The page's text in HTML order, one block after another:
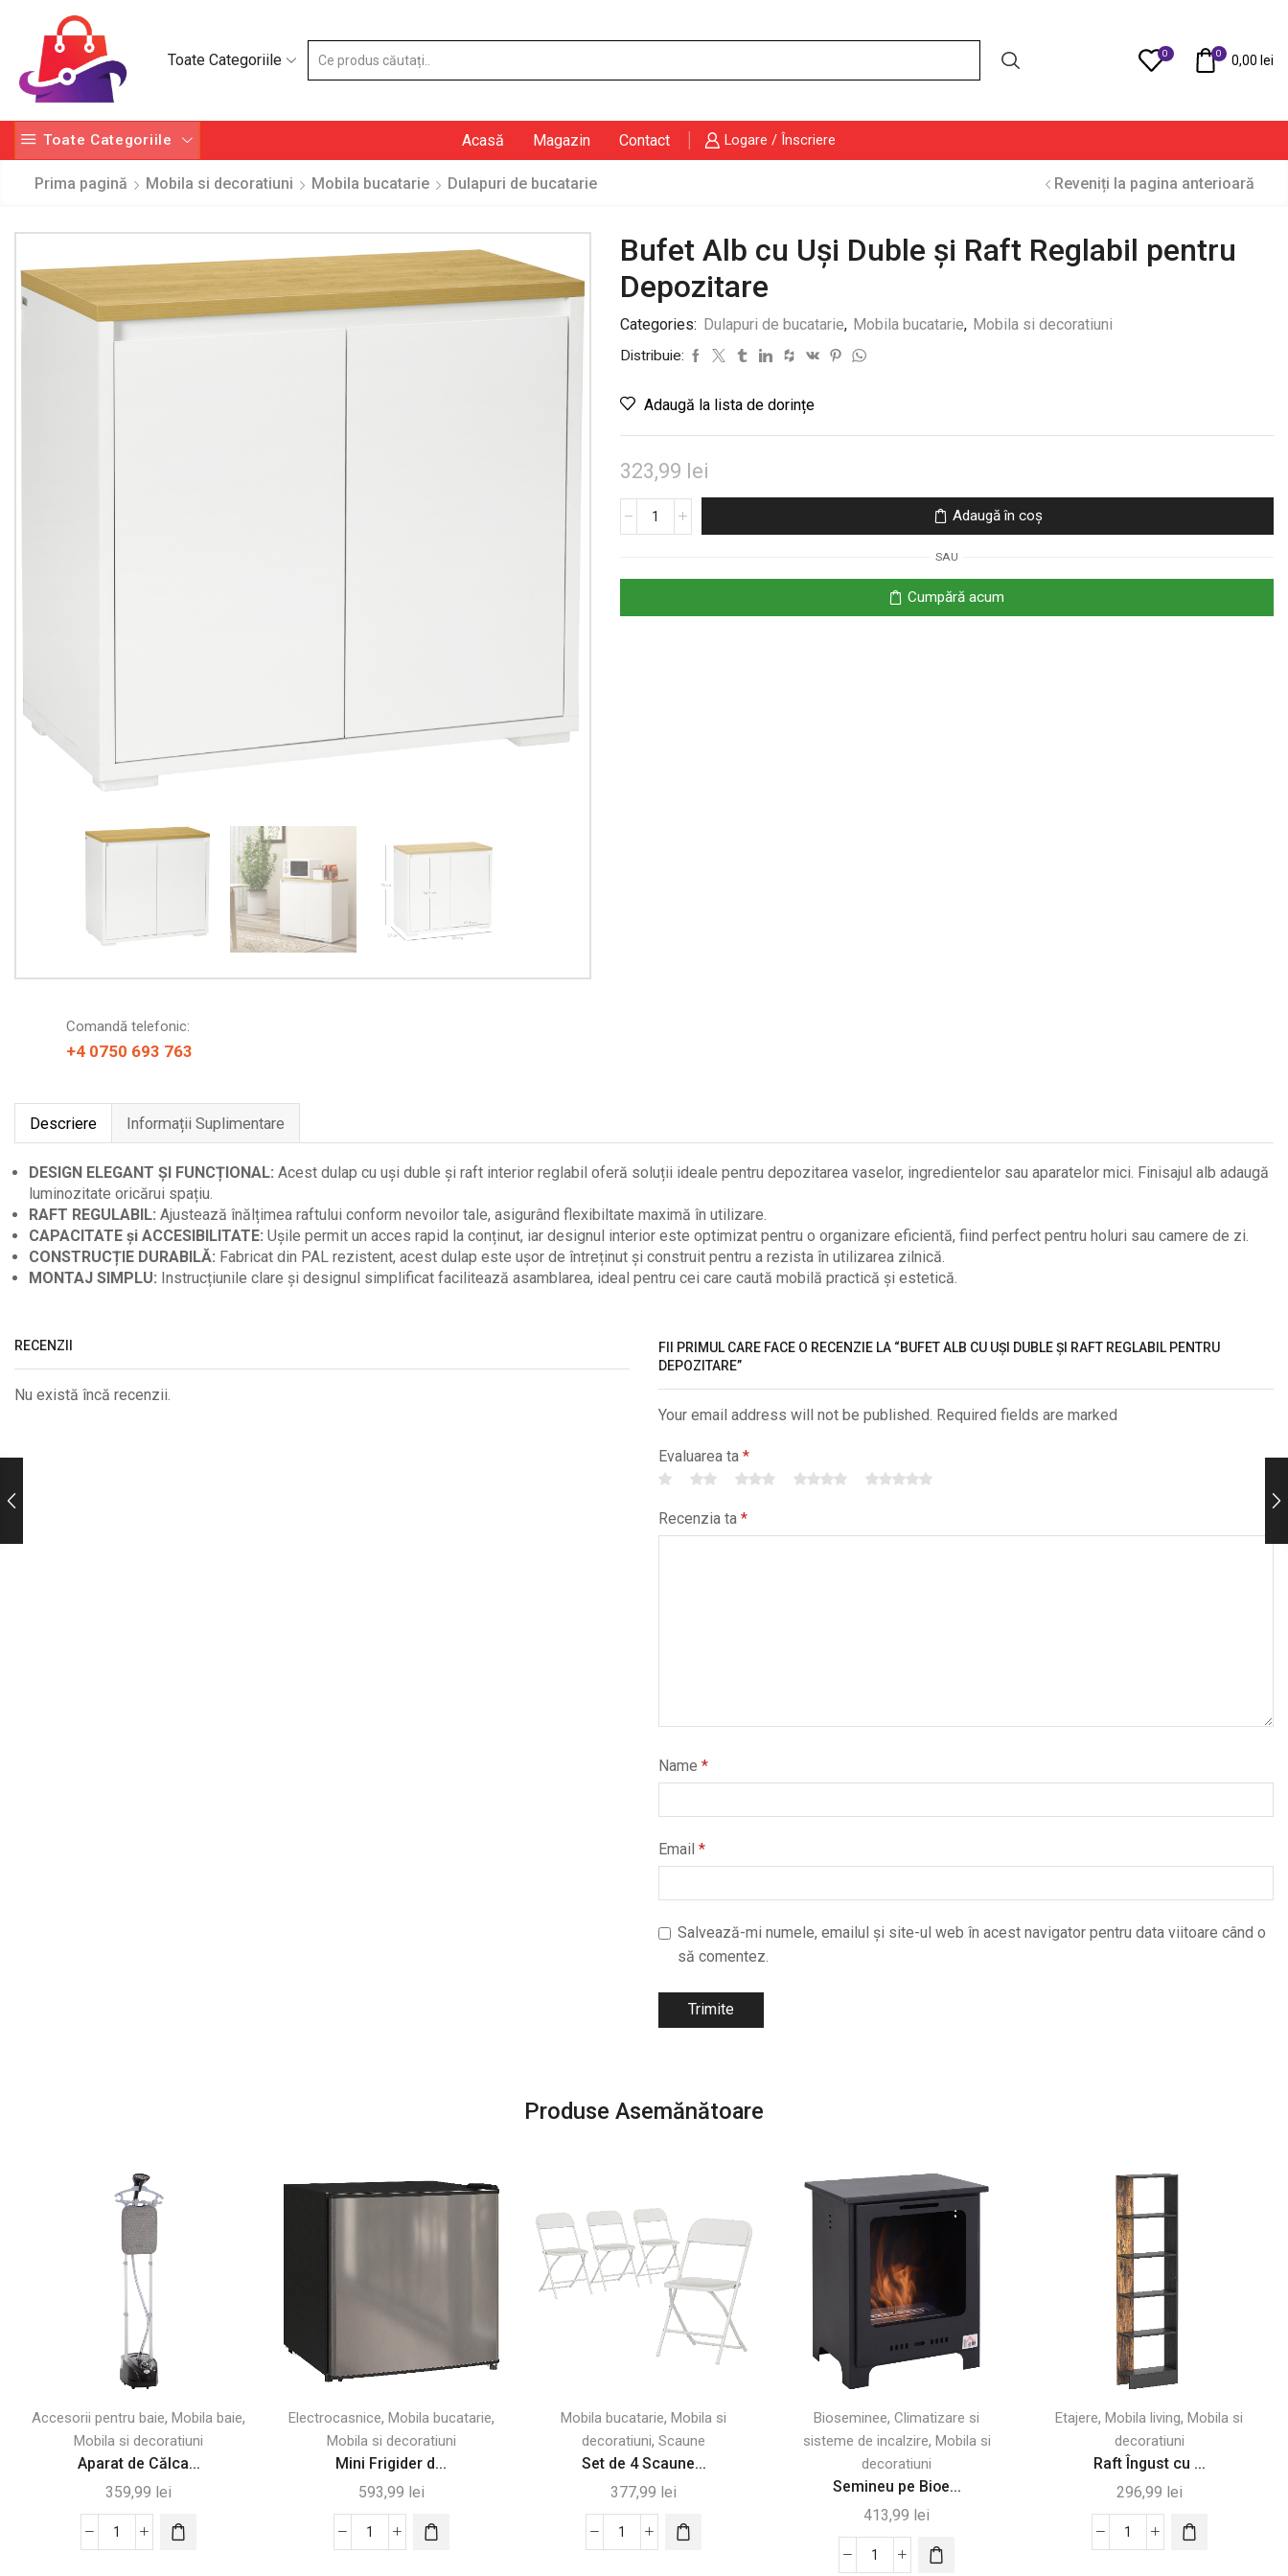
Toate Categoriile 0 0 0,00 lei
Toate Categoriile Acasă Magazin Contact Logare / Înscriere
Prima pagină Mobila si decoratiuni Mobila bucatarie Dulapuri de bucatarie Reveniți la pagina anterioară
Comandă telefonic:
+4 0750 693 763
Bufet Alb cu Uși Duble și Raft Reglabil pentru
Depozitare
Categories: Dulapuri de bucatarie, Mobila bucatarie, Mobila si decoratiuni
Distribuie:
Adaugă la lista de dorințe
323,99 lei
Cantitate
Duble
Adaugă în coș
SAU
Cumpără acum
Descriere Informații Suplimentare
DESIGN ELEGANT ȘI FUNCȚIONAL: Acest dulap cu uși duble și raft interior reglabil oferă soluții ideale pentru depozitarea vaselor, ingredientelor sau aparatelor mici. Finisajul alb adaugă
luminozitate oricărui spațiu.
RAFT REGULABIL: Ajustează înălțimea raftului conform nevoilor tale, asigurând flexibiltate maximă în utilizare.
CAPACITATE și ACCESIBILITATE: Ușile permit un acces rapid la conținut, iar designul interior este optimizat pentru o organizare eficientă, fiind perfect pentru holuri sau camere de zi.
CONSTRUCȚIE DURABILĂ: Fabricat din PAL rezistent, acest dulap este ușor de întreținut și construit pentru a rezista în utilizarea zilnică.
MONTAJ SIMPLU: Instrucțiunile clare și designul simplificat facilitează asamblarea, ideal pentru cei care caută mobilă practică și estetică.
RECENZII
Nu există încă recenzii.
FII PRIMUL CARE FACE O RECENZIE LA “BUFET ALB CU UȘI DUBLE ȘI RAFT REGLABIL PENTRU
DEPOZITARE”
Your email address will not be published. Required fields are marked
Evaluarea ta *
Recenzia ta *
Name *
Email *
Salvează-mi numele, emailul și site-ul web în acest navigator pentru data viitoare când o
să comentez.
Produse Asemănătoare
Accesorii pentru baie,Mobila baie,
Mobila si decoratiuni
Aparat de Călca...
359,99 lei
Cantitate
Electrocasnice, Mobila bucatarie,
Mobila si decoratiuni
Mini Frigider d...
593,99 lei
Cantitate
Mobila bucatarie,Mobila si
decoratiuni,Scaune
Set de 4 Scaune...
377,99 lei
Cantitate
Bioseminee,Climatizare si
sisteme de incalzire, Mobila si
decoratiuni
Semineu pe Bioe...
413,99 lei
Cantitate
Etajere,Mobila living,Mobila si
decoratiuni
Raft Îngust cu ...
296,99 lei
Cantitate